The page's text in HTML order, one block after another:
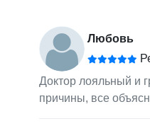
Любовь
Доктор лояльный и
причины, все